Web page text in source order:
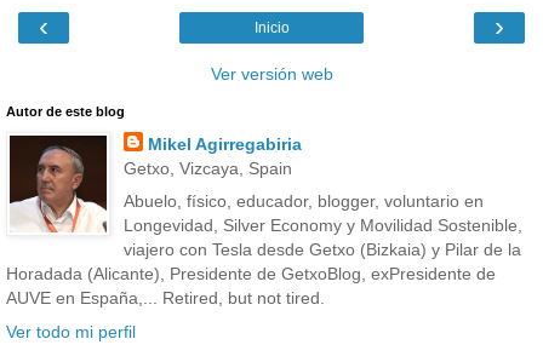
‹ ›
Inicio
Ver versión web
Autor de este blog
Mikel Agirregabiria
Getxo, Vizcaya, Spain
Abuelo, físico, educador, blogger, voluntario en
Longevidad, Silver Economy y Movilidad Sostenible,
viajero con Tesla desde Getxo (Bizkaia) y Pilar de la
Horadada (Alicante), Presidente de GetxoBlog, exPresidente de
AUVE en España,... Retired, but not tired.
Ver todo mi perfil